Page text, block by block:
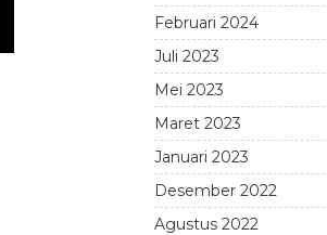
Februari 2024
Juli 2023
Mei 2023
Maret 2023
Januari 2023
Desember 2022
Agustus 2022